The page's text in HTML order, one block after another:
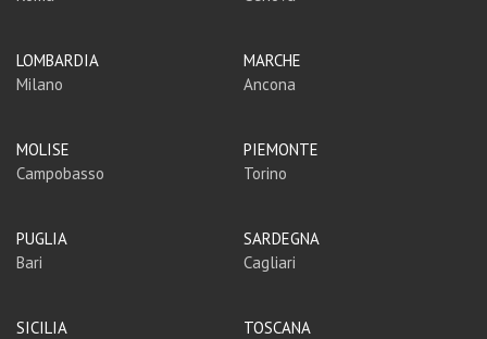
LOMBARDIA
Milano
MARCHE
Ancona
MOLISE
Campobasso
PIEMONTE
Torino
PUGLIA
Bari
SARDEGNA
Cagliari
SICILIA
TOSCANA